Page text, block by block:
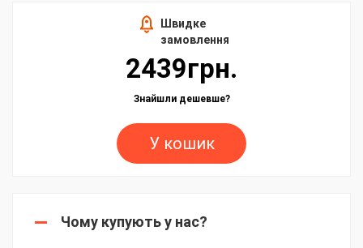
Швидке
замовлення
2439грн.
Знайшли дешевше?
У кошик
Чому купують у нас?